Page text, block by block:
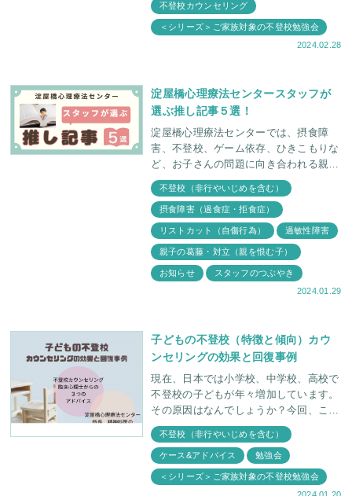
不登校カウンセリング
＜シリーズ＞ご家族対象の不登校勉強会
2024.02.28
淀屋橋心理療法センタースタッフが
選ぶ推し記事５選！
淀屋橋心理療法センターでは、摂食障
害、不登校、ゲーム依存、ひきこもりな
ど、お子さんの問題に向き合われる親御
さんにとって有意義な記事をと、カウン
セラーとスタッフが日々会議を行い定期
的に掲載しています。
不登校（非行やいじめを含む）
摂食障害（過食症・拒食症）
リストカット（自傷行為） 過敏性障害
親子の葛藤・対立（親を恨む子）
お知らせ
スタッフのつぶやき
2024.01.29
子どもの不登校（特徴と傾向）カウ
ンセリングの効果と回復事例
現在、日本では小学校、中学校、高校で
不登校の子どもが年々増加しています。
その原因はなんでしょうか？今回、この
記事では、不登校になりやすいお子さん
の特徴やチェックリスト、カウンセリン
グによる回復事例をご
不登校（非行やいじめを含む）
ケース&アドバイス 勉強会
＜シリーズ＞ご家族対象の不登校勉強会